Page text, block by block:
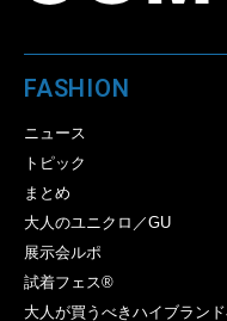
FASHION
ニュース
トピック
まとめ
大人のユニクロ／GU
展示会ルポ
試着フェス®︎
大人が買うべきハイブラン